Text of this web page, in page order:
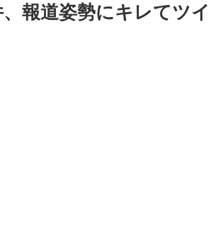
報道姿勢にキレてツイ